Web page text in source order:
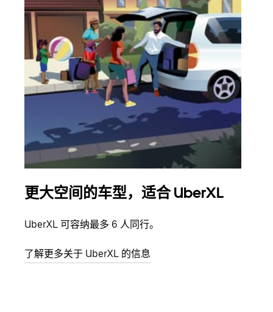
更大空间的车型，适合 UberXL
UberXL 可容纳最多 6 人同行。
了解更多关于 UberXL 的信息